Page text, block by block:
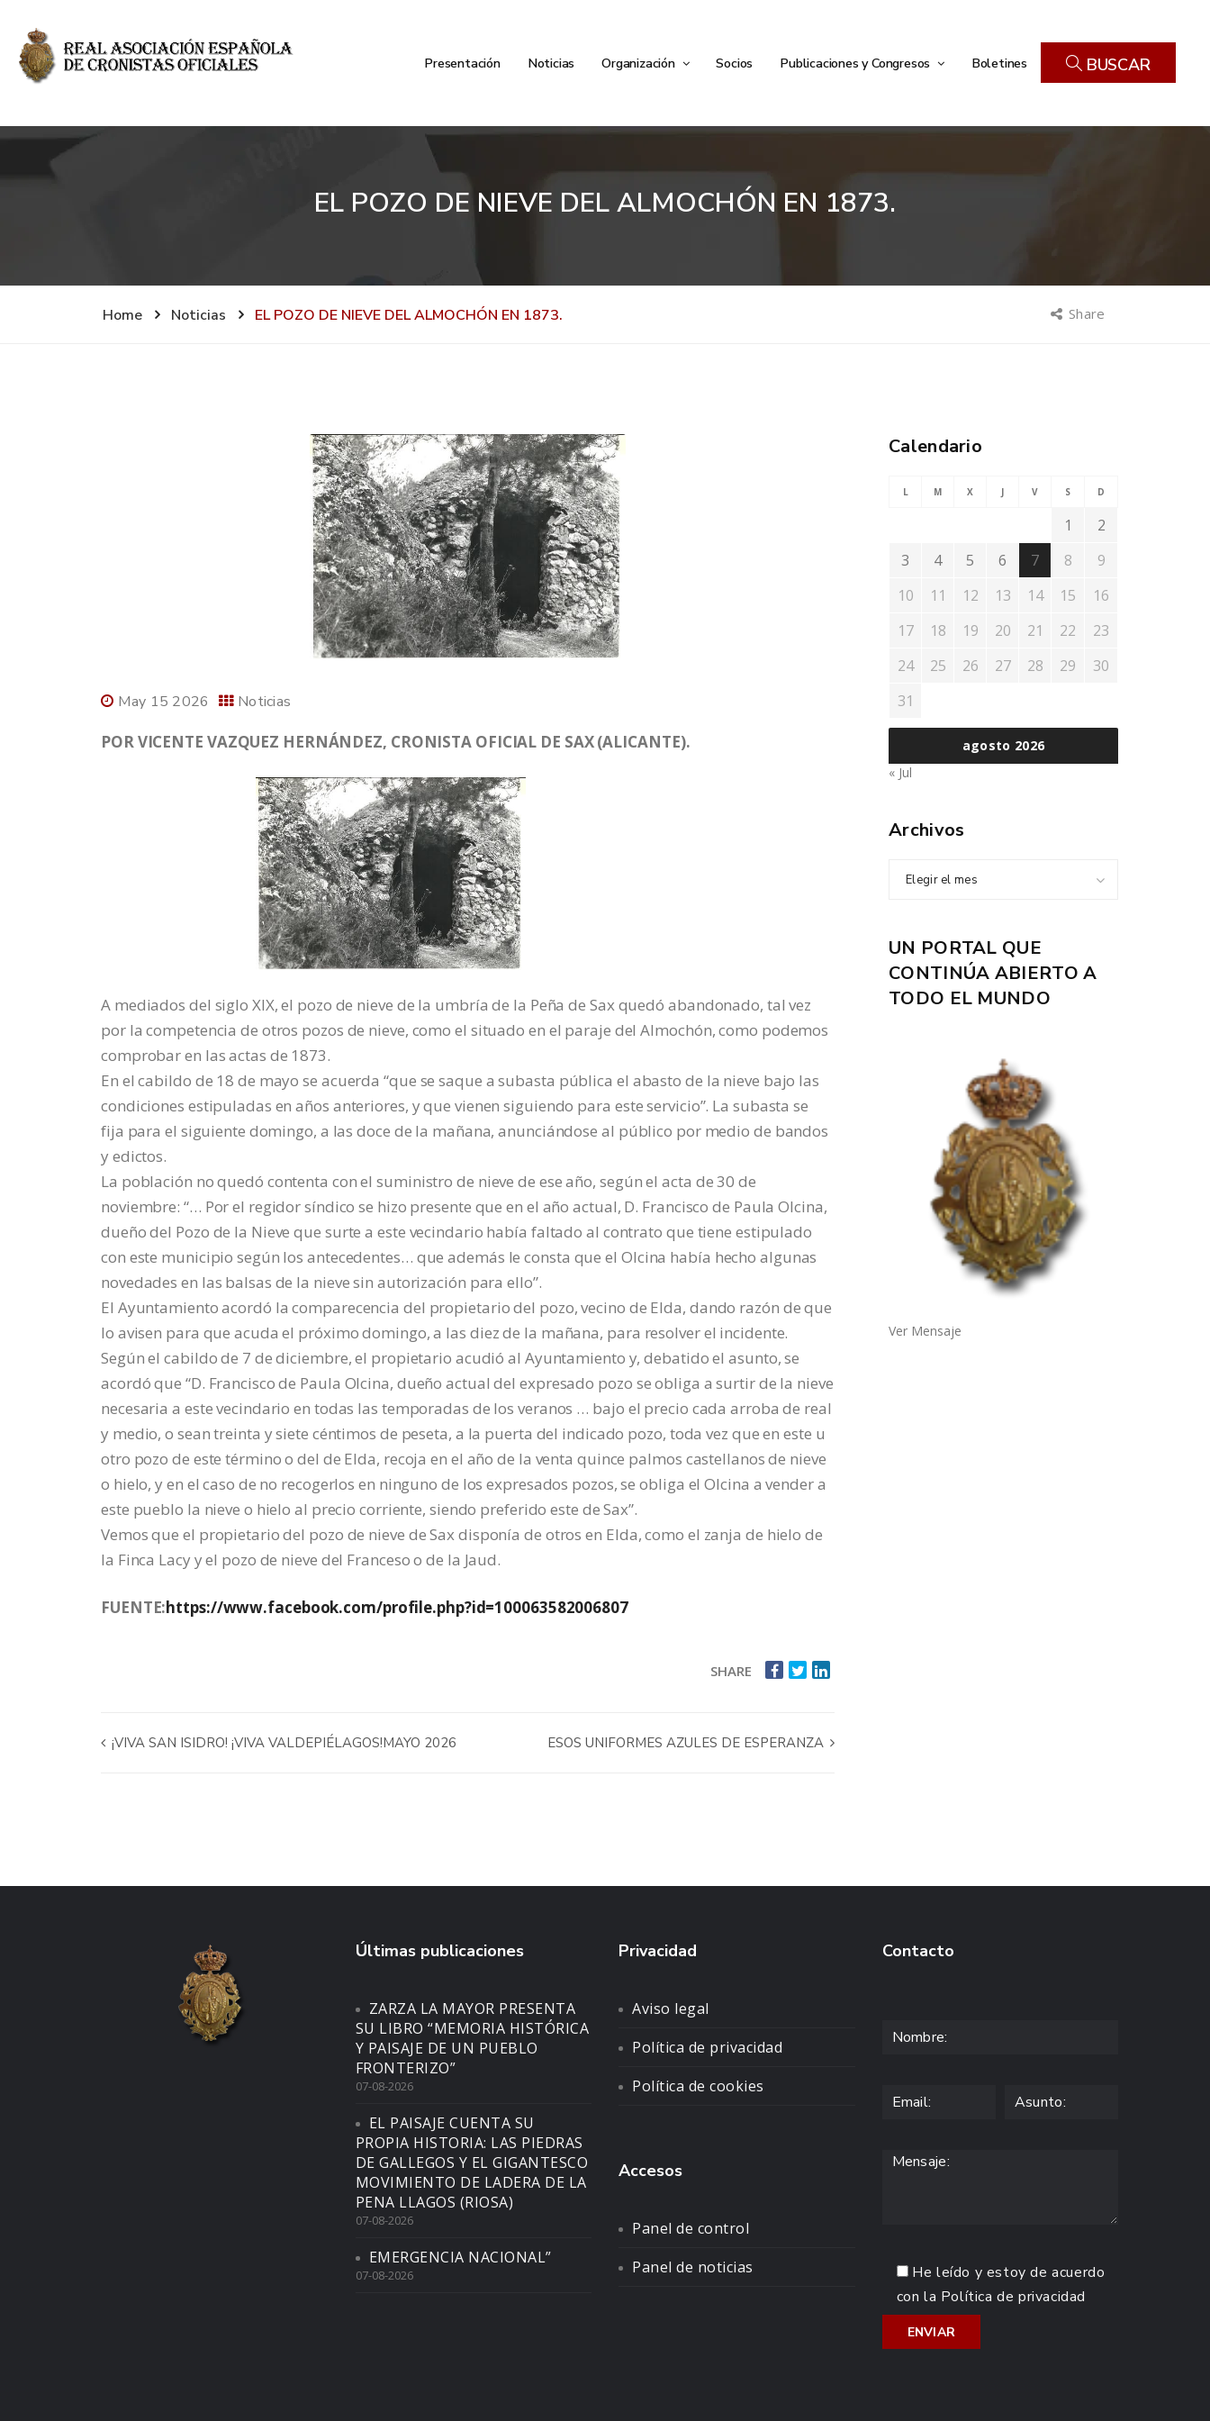
Presentación Noticias Organización Socios Publicaciones y Congresos Boletines BUSCAR
EL POZO DE NIEVE DEL ALMOCHÓN EN 1873.
Home Noticias EL POZO DE NIEVE DEL ALMOCHÓN EN 1873. Share
May 15 2026 Noticias
POR VICENTE VAZQUEZ HERNÁNDEZ, CRONISTA OFICIAL DE SAX (ALICANTE).
A mediados del siglo XIX, el pozo de nieve de la umbría de la Peña de Sax quedó abandonado, tal vez
por la competencia de otros pozos de nieve, como el situado en el paraje del Almochón, como podemos
comprobar en las actas de 1873.
En el cabildo de 18 de mayo se acuerda “que se saque a subasta pública el abasto de la nieve bajo las
condiciones estipuladas en años anteriores, y que vienen siguiendo para este servicio”. La subasta se
fija para el siguiente domingo, a las doce de la mañana, anunciándose al público por medio de bandos
y edictos.
La población no quedó contenta con el suministro de nieve de ese año, según el acta de 30 de
noviembre: “… Por el regidor síndico se hizo presente que en el año actual, D. Francisco de Paula Olcina,
dueño del Pozo de la Nieve que surte a este vecindario había faltado al contrato que tiene estipulado
con este municipio según los antecedentes… que además le consta que el Olcina había hecho algunas
novedades en las balsas de la nieve sin autorización para ello”.
El Ayuntamiento acordó la comparecencia del propietario del pozo, vecino de Elda, dando razón de que
lo avisen para que acuda el próximo domingo, a las diez de la mañana, para resolver el incidente.
Según el cabildo de 7 de diciembre, el propietario acudió al Ayuntamiento y, debatido el asunto, se
acordó que “D. Francisco de Paula Olcina, dueño actual del expresado pozo se obliga a surtir de la nieve
necesaria a este vecindario en todas las temporadas de los veranos … bajo el precio cada arroba de real
y medio, o sean treinta y siete céntimos de peseta, a la puerta del indicado pozo, toda vez que en este u
otro pozo de este término o del de Elda, recoja en el año de la venta quince palmos castellanos de nieve
o hielo, y en el caso de no recogerlos en ninguno de los expresados pozos, se obliga el Olcina a vender a
este pueblo la nieve o hielo al precio corriente, siendo preferido este de Sax”.
Vemos que el propietario del pozo de nieve de Sax disponía de otros en Elda, como el zanja de hielo de
la Finca Lacy y el pozo de nieve del Franceso o de la Jaud.
FUENTE:https://www.facebook.com/profile.php?id=100063582006807
SHARE
¡VIVA SAN ISIDRO! ¡VIVA VALDEPIÉLAGOS!MAYO 2026 ESOS UNIFORMES AZULES DE ESPERANZA
Calendario
agosto 2026
L M X J V S D
1
2
3
4 5 6 7 8
9
10
11 12 13 14 15
16
17
18 19 20 21 22
23
24
25 26 27 28 29
30
31
« Jul
Archivos
Elegir el mes
UN PORTAL QUE
CONTINÚA ABIERTO A
TODO EL MUNDO
Ver Mensaje
Últimas publicaciones
ZARZA LA MAYOR PRESENTA
SU LIBRO “MEMORIA HISTÓRICA
Y PAISAJE DE UN PUEBLO
FRONTERIZO”
07-08-2026
EL PAISAJE CUENTA SU
PROPIA HISTORIA: LAS PIEDRAS
DE GALLEGOS Y EL GIGANTESCO
MOVIMIENTO DE LADERA DE LA
PENA LLAGOS (RIOSA)
07-08-2026
EMERGENCIA NACIONAL”
07-08-2026
Privacidad
Aviso legal
Política de privacidad
Política de cookies
Accesos
Panel de control
Panel de noticias
Contacto
He leído y estoy de acuerdo
con la Política de privacidad